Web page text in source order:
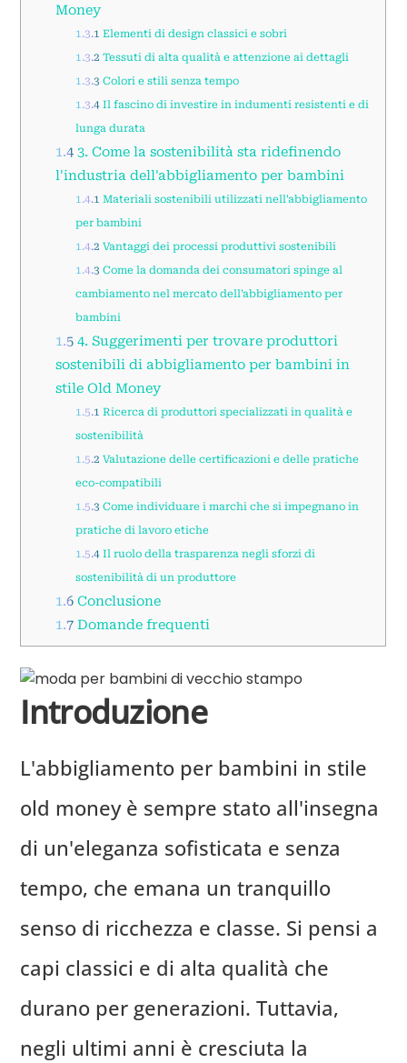
Money
1.3.1 Elementi di design classici e sobri
1.3.2 Tessuti di alta qualità e attenzione ai dettagli
1.3.3 Colori e stili senza tempo
1.3.4Il fascino di investire in indumenti resistenti e di
lunga durata
1.43. Come la sostenibilità sta ridefinendo
l'industria dell'abbigliamento per bambini
1.4.1 Materiali sostenibili utilizzati nell'abbigliamento
per bambini
1.4.2 Vantaggi dei processi produttivi sostenibili
1.4.3 Come la domanda dei consumatori spinge al
cambiamento nel mercato dell'abbigliamento per
bambini
1.54. Suggerimenti per trovare produttori
sostenibili di abbigliamento per bambini in
stile Old Money
1.5.1 Ricerca di produttori specializzati in qualità e
sostenibilità
1.5.2 Valutazione delle certificazioni e delle pratiche
eco-compatibili
1.5.3 Come individuare i marchi che si impegnano in
pratiche di lavoro etiche
1.5.4Il ruolo della trasparenza negli sforzi di
sostenibilità di un produttore
1.6Conclusione
1.7Domande frequenti
Introduzione
L'abbigliamento per bambini in stile
old money è sempre stato all'insegna
di un'eleganza sofisticata e senza
tempo, che emana un tranquillo
senso di ricchezza e classe. Si pensi a
capi classici e di alta qualità che
durano per generazioni. Tuttavia,
negli ultimi anni è cresciuta la